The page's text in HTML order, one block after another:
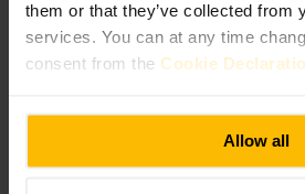
them or that they’ve collected from
services. You can at any time
consent from the Cookie
Allow all
Bild /
Geeignet für